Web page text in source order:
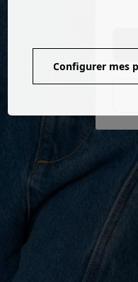
Configurer mes